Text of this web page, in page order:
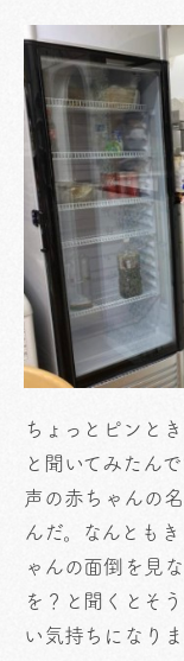
ちょっとピンと
と聞いてみたん
声の赤ちゃんの
んだ。なんとも
ゃんの面倒を見
を？と聞くとそ
い気持ちになりま